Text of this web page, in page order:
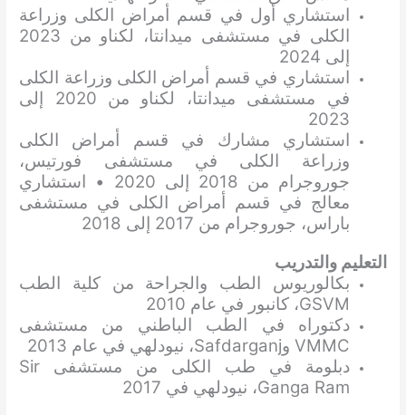
استشاري أول في قسم أمراض الكلى وزراعة
الكلى في مستشفى ميدانتا، لكناو من 2023
إلى 2024
استشاري في قسم أمراض الكلى وزراعة الكلى
في مستشفى ميدانتا، لكناو من 2020 إلى
2023
استشاري مشارك في قسم أمراض الكلى
وزراعة الكلى في مستشفى فورتيس،
جوروجرام من 2018 إلى 2020 • استشاري
معالج في قسم أمراض الكلى في مستشفى
باراس، جوروجرام من 2017 إلى 2018
التعليم والتدريب
بكالوريوس الطب والجراحة من كلية الطب
GSVM، كانبور في عام 2010
دكتوراه في الطب الباطني من مستشفى
VMMC وSafdarganj، نيودلهي في عام 2013
دبلومة في طب الكلى من مستشفى Sir
Ganga Ram، نيودلهي في 2017